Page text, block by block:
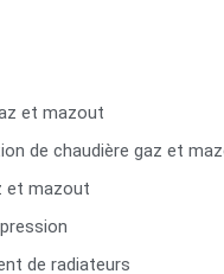
et mazout
de chaudière gaz et
et mazout
de radiateurs